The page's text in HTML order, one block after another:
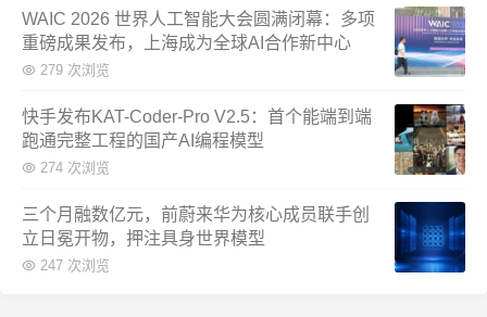
WAIC 2026 世界人工智能大会圆满闭幕：多项
重磅成果发布，上海成为全球AI合作新中心
279 次浏览
快手发布KAT-Coder-Pro V2.5：首个能端到端
跑通完整工程的国产AI编程模型
274 次浏览
三个月融数亿元，前蔚来华为核心成员联手创
立日冕开物，押注具身世界模型
247 次浏览